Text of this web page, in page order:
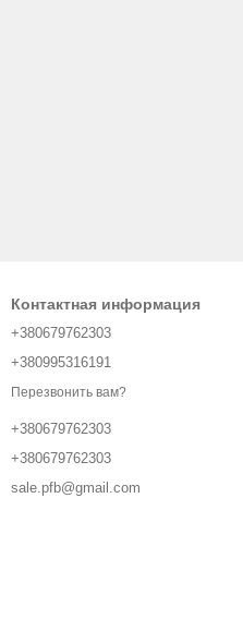
Контактная информация
+380679762303
+380995316191
Перезвонить вам?
+380679762303
+380679762303
sale.pfb@gmail.com